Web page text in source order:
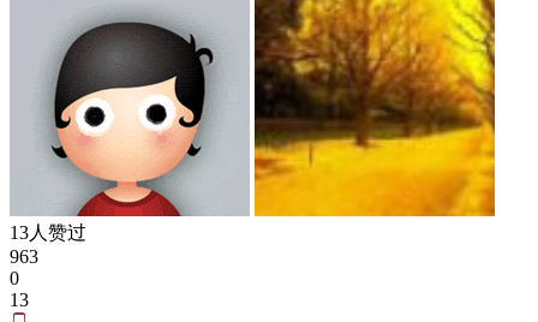
13人赞过
963
0
13